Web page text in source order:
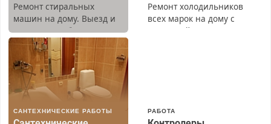
Ремонт стиральных
машин на дому. Выезд и
диагностика бесплатно.
Предусмотрены скидки.
Ремонт холодильников
всех марок на дому с
гарантией. Замена
САНТЕХНИЧЕСКИЕ РАБОТЫ РАБОТА